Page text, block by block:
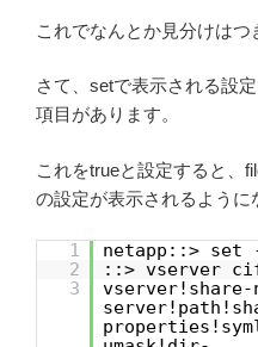
これでなんとか見分けはつ
さて、setで表示される設
項目があります。
これをtrueと設定すると、
の設定が表示されるように
1
netapp::> set
2
::> vserver
3
vserver!share-